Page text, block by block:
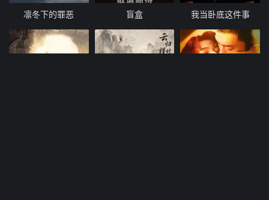
凛冬下的罪恶 盲盒 我当卧底这件事